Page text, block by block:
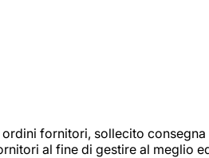
fornitori, sollecito consegna
al fine di gestire al meglio